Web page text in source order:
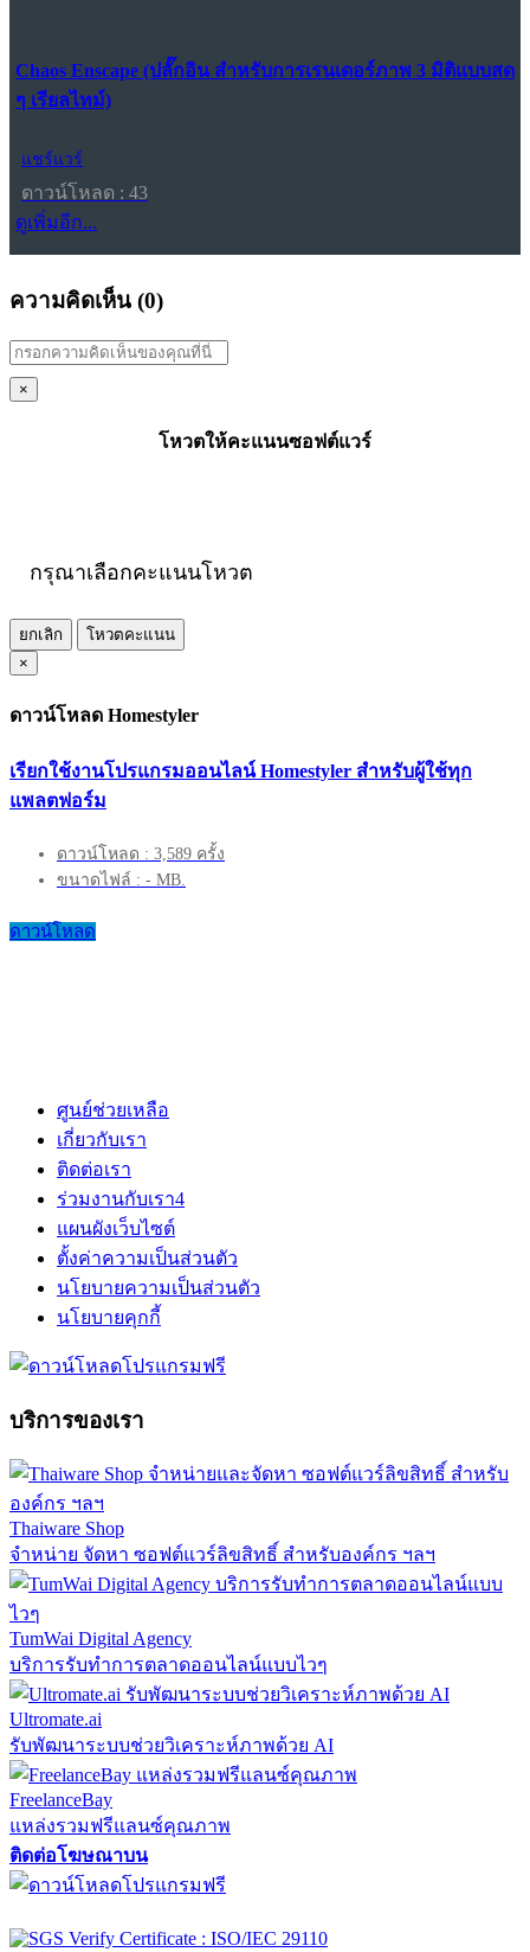
Chaos Enscape (ปลั๊กอิน สำหรับการเรนเดอร์ภาพ 3 มิติแบบสด
ๆ เรียลไทม์)
แชร์แวร์
ดาวน์โหลด : 43
ดูเพิ่มอีก...
ความคิดเห็น (0)
×
โหวตให้คะแนนซอฟต์แวร์
กรุณาเลือกคะแนนโหวต
ยกเลิก
โหวตคะแนน
×
ดาวน์โหลด Homestyler
เรียกใช้งานโปรแกรมออนไลน์ Homestyler สำหรับผู้ใช้ทุก
แพลตฟอร์ม
ดาวน์โหลด : 3,589 ครั้ง
ขนาดไฟล์ : - MB.
ดาวน์โหลด
ศูนย์ช่วยเหลือ
เกี่ยวกับเรา
ติดต่อเรา
ร่วมงานกับเรา4
แผนผังเว็บไซต์
ตั้งค่าความเป็นส่วนตัว
นโยบายความเป็นส่วนตัว
นโยบายคุกกี้
บริการของเรา
Thaiware Shop
จำหน่าย จัดหา ซอฟต์แวร์ลิขสิทธิ์ สำหรับองค์กร ฯลฯ
TumWai Digital Agency
บริการรับทำการตลาดออนไลน์แบบไวๆ
Ultromate.ai
รับพัฒนาระบบช่วยวิเคราะห์ภาพด้วย AI
FreelanceBay
แหล่งรวมฟรีแลนซ์คุณภาพ
ติดต่อโฆษณาบน